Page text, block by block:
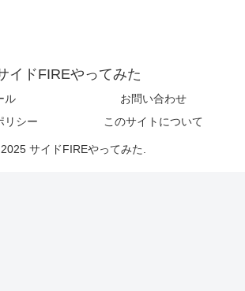
イドFIREやってみた
ル
お問い合わせ
リシー
このサイトについて
サイドFIREやってみた.